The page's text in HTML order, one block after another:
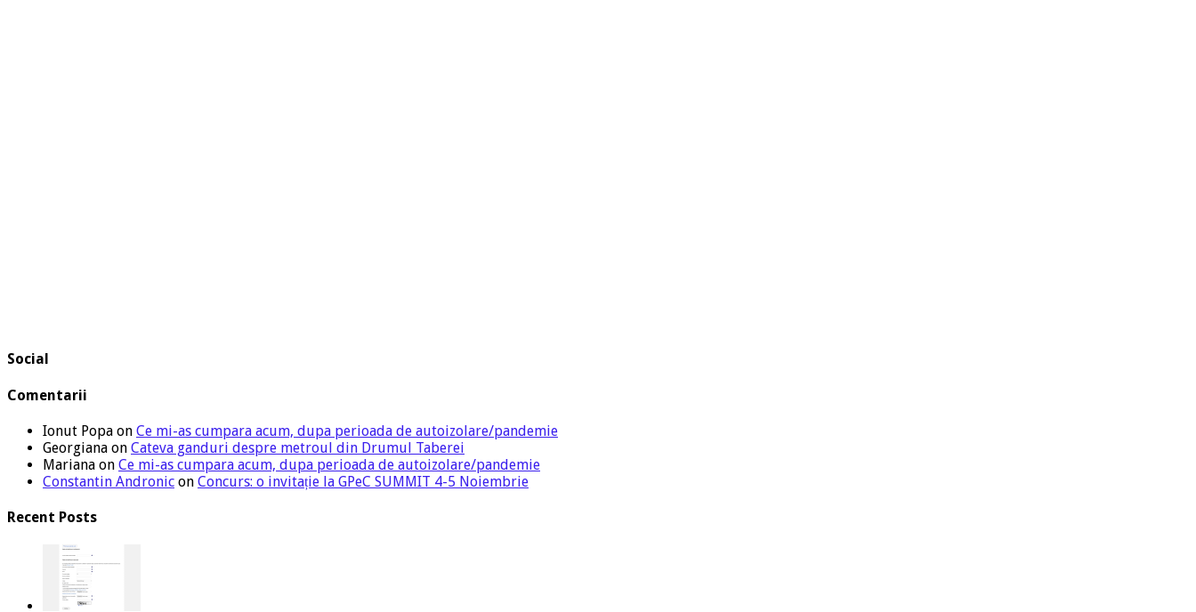
Social
Comentarii
Ionut Popa on Ce mi-as cumpara acum, dupa perioada de autoizolare/pandemie
Georgiana on Cateva ganduri despre metroul din Drumul Taberei
Mariana on Ce mi-as cumpara acum, dupa perioada de autoizolare/pandemie
Constantin Andronic on Concurs: o invitație la GPeC SUMMIT 4-5 Noiembrie
Recent Posts